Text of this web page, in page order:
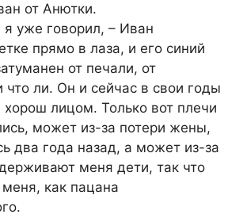
от Анютки.
уже говорил, – Иван
прямо в лаза, и его синий
от печали, от
что ли. Он и сейчас в свои годы
лицом. Только вот плечи
может из-за потери жены,
два года назад, а может из-за
меня дети, так что
как пацана